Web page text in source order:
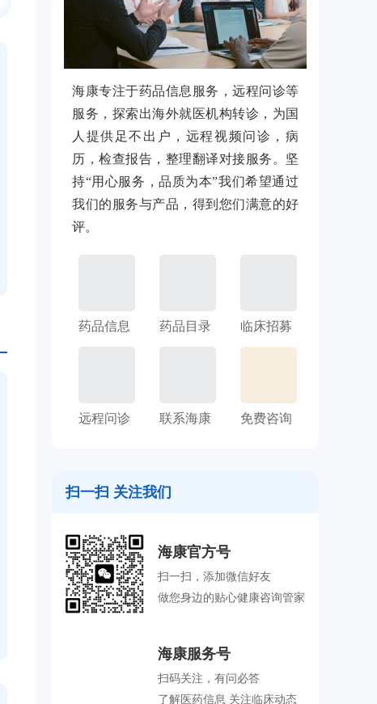
海康专注于药品信息服务，远程问诊等
服务，探索出海外就医机构转诊，为国
人提供足不出户，远程视频问诊，病
历，检查报告，整理翻译对接服务。坚
持“用心服务，品质为本”我们希望通过
我们的服务与产品，得到您们满意的好
评。
药品信息 药品目录 临床招募
远程问诊 联系海康 免费咨询
扫一扫 关注我们
海康官方号
扫一扫，添加微信好友
做您身边的贴心健康咨询管家
海康服务号
扫码关注，有问必答
了解医药信息 关注临床动态